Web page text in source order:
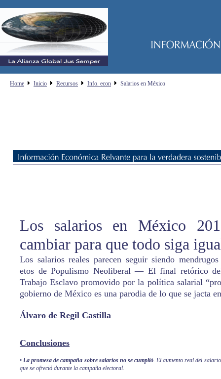
Los salarios en México
cambiar para que todo siga
Los salarios reales parecen seguir siendo
etos dePopulismo Neoliberal — El final retórico
Trabajo Esclavo promovido por la política salarial
gobierno de México es una parodia de lo que se jacta
Álvaro de Regil Castilla
Conclusiones
•La promesa de campaña sobre salarios no se cumplió. El aumento real del
que se ofreció durante la campaña electoral.
Home Inicio Recursos Info. econ Salarios en México